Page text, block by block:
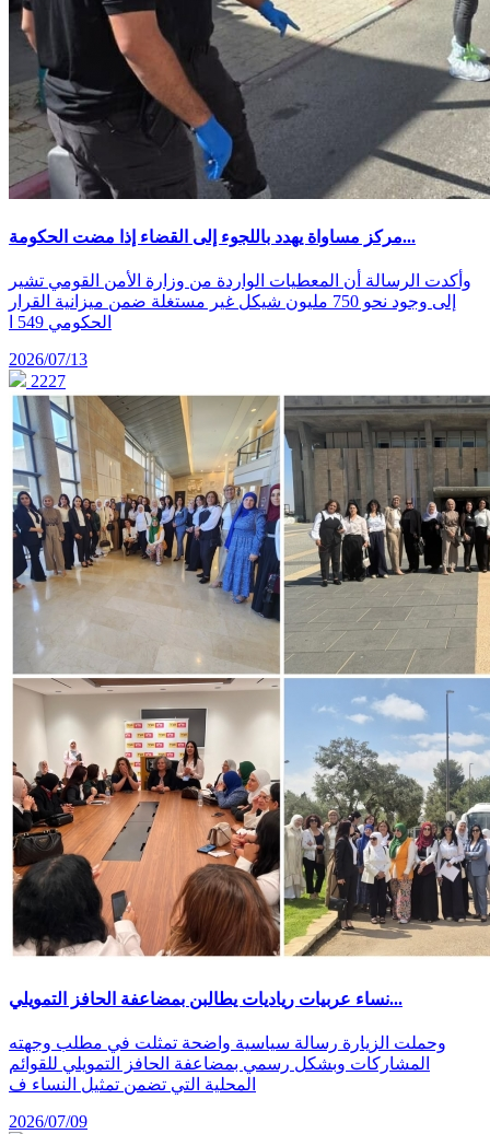
مركز مساواة يهدد باللجوء إلى القضاء إذا مضت الحكومة...
وأكدت الرسالة أن المعطيات الواردة من وزارة الأمن القومي تشير
إلى وجود نحو 750 مليون شيكل غير مستغلة ضمن ميزانية القرار
الحكومي 549 ا
2026/07/13
2227
نساء عربيات رياديات يطالبن بمضاعفة الحافز التمويلي...
وحملت الزيارة رسالة سياسية واضحة تمثلت في مطلب وجهته
المشاركات وبشكل رسمي بمضاعفة الحافز التمويلي للقوائم
المحلية التي تضمن تمثيل النساء ف
2026/07/09